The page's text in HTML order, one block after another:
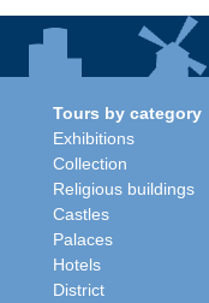
Tours by category
Exhibitions
Collection
Religious buildings
Castles
Palaces
Hotels
District